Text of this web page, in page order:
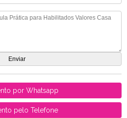
por Whatsapp
pelo Telefone